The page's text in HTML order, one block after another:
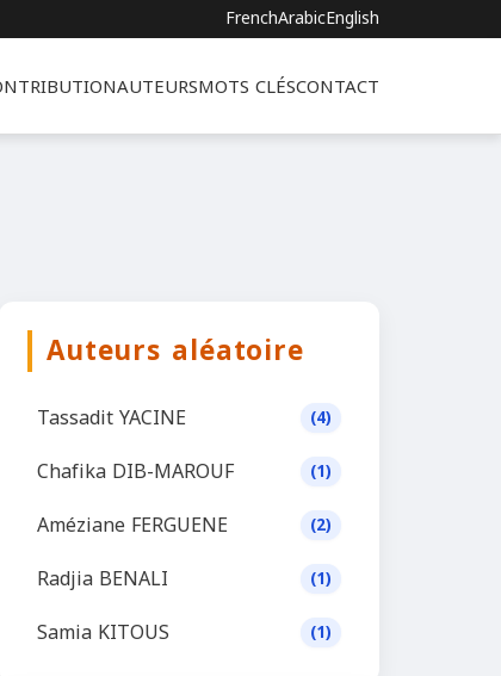
FrenchArabicEnglish
AUTEURSMOTS CLÉSCONTACT
Auteurs aléatoire
Tassadit YACINE (4)
Chafika DIB-MAROUF (1)
Améziane FERGUENE (2)
Radjia BENALI (1)
Samia KITOUS (1)